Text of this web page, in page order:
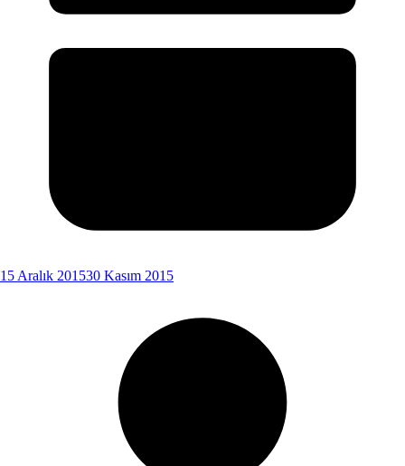
15 Aralık 201530 Kasım 2015